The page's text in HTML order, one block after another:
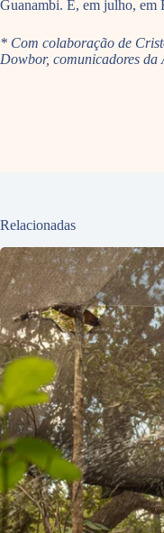
Guanambi. E, em julho, em
* Com colaboração de
Dowbor, comunicadores da
Relacionadas